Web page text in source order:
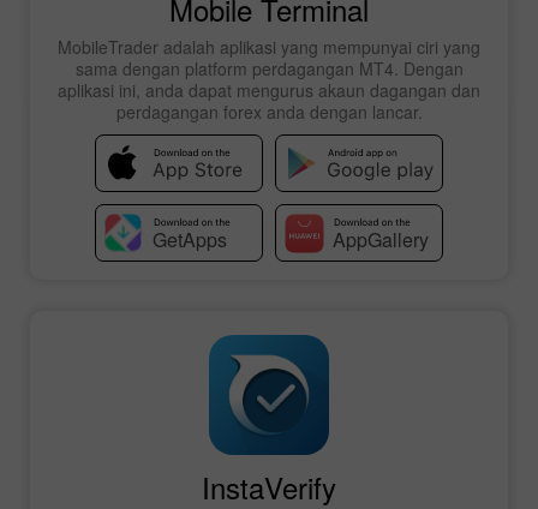
Mobile Terminal
MobileTrader adalah aplikasi yang mempunyai ciri yang
sama dengan platform perdagangan MT4. Dengan
aplikasi ini, anda dapat mengurus akaun dagangan dan
perdagangan forex anda dengan lancar.
InstaVerify